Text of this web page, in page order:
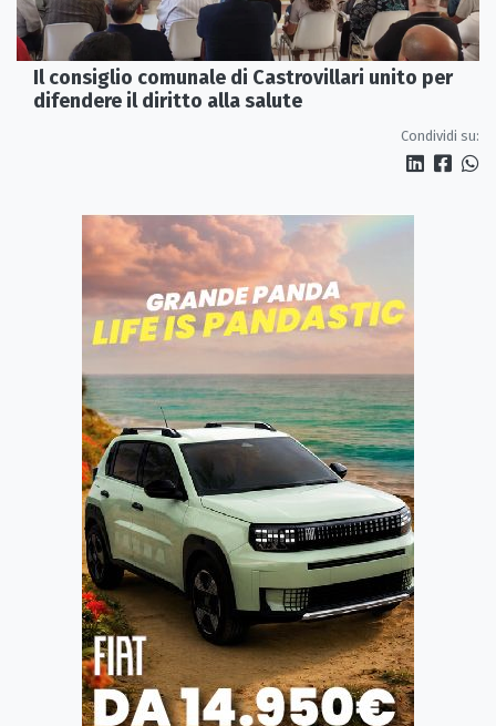
Il consiglio comunale di Castrovillari unito per
difendere il diritto alla salute
Condividi su: